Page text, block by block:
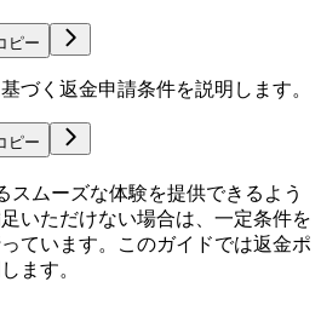
ピー
づく返金申請条件を説明します。
ピー
スムーズな体験を提供できるよう
いただけない場合は、一定条件を
ています。このガイドでは返金ポ
ます。